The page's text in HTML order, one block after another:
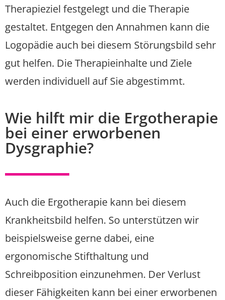
Therapieziel festgelegt und die Therapie
gestaltet. Entgegen den Annahmen kann die
Logopädie auch bei diesem Störungsbild sehr
gut helfen. Die Therapieinhalte und Ziele
werden individuell auf Sie abgestimmt.
Wie hilft mir die Ergotherapie
bei einer erworbenen
Dysgraphie?
Auch die Ergotherapie kann bei diesem
Krankheitsbild helfen. So unterstützen wir
beispielsweise gerne dabei, eine
ergonomische Stifthaltung und
Schreibposition einzunehmen. Der Verlust
dieser Fähigkeiten kann bei einer erworbenen